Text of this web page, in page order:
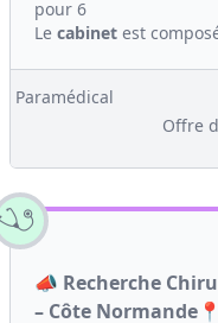
pour 6
Le cabinet est
Paramédical
Offre
📣 Recherche
– Côte Normande📍